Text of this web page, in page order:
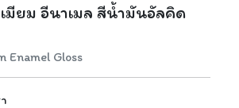
มียม อีนาเมล สีน้ำมันอัลคิด
Enamel Gloss